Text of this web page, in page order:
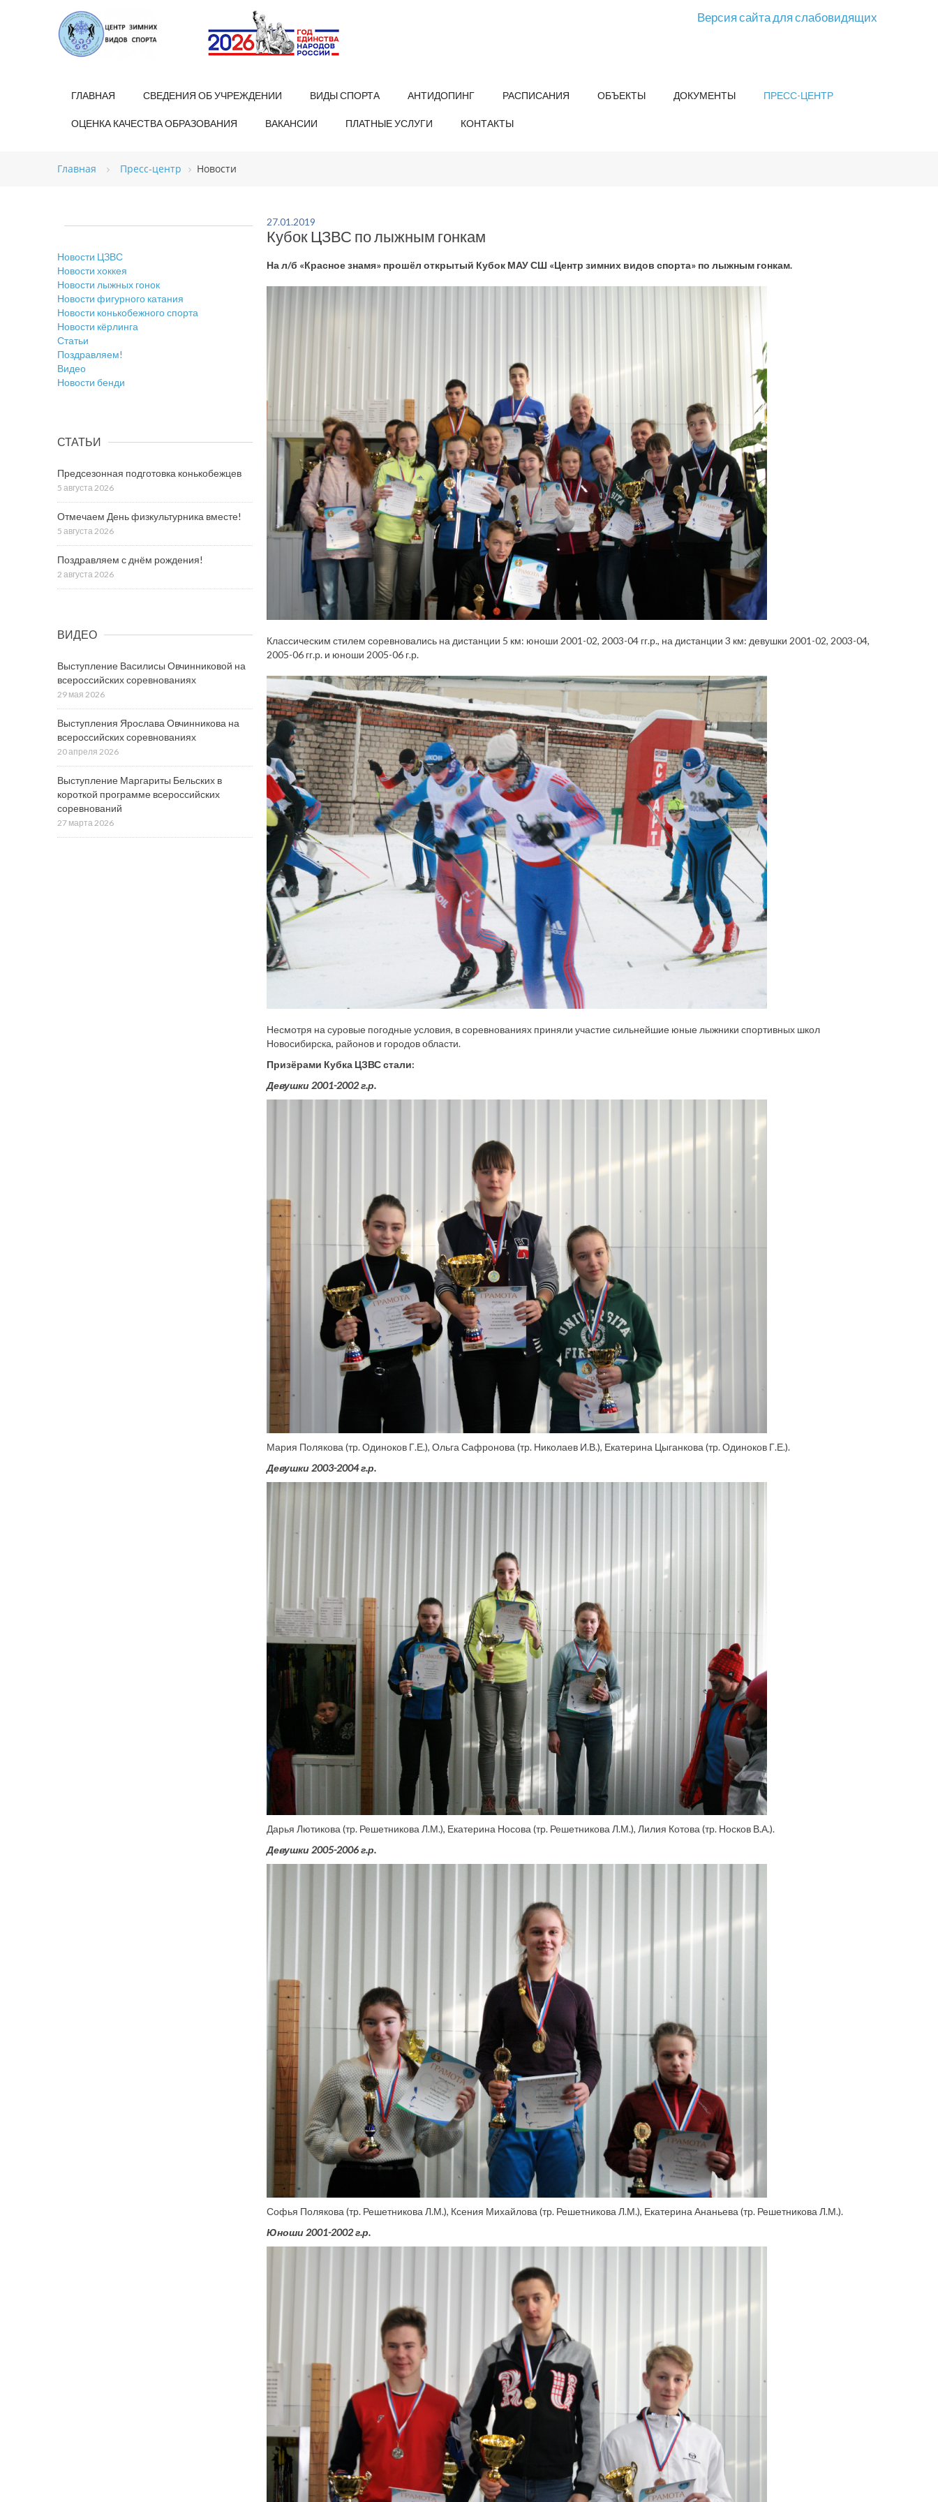
Версия сайта для слабовидящих
ГЛАВНАЯ СВЕДЕНИЯ ОБ УЧРЕЖДЕНИИ ВИДЫ СПОРТА АНТИДОПИНГ РАСПИСАНИЯ ОБЪЕКТЫ ДОКУМЕНТЫ ПРЕСС-ЦЕНТР
ОЦЕНКА КАЧЕСТВА ОБРАЗОВАНИЯ ВАКАНСИИ ПЛАТНЫЕ УСЛУГИ КОНТАКТЫ
Главная Пресс-центр Новости
27.01.2019
Кубок ЦЗВС по лыжным гонкам
На л/б «Красное знамя» прошёл открытый Кубок МАУ СШ «Центр зимних видов спорта» по лыжным гонкам.
Классическим стилем соревновались на дистанции 5 км: юноши 2001-02, 2003-04 гг.р., на дистанции 3 км: девушки 2001-02, 2003-04,
2005-06 гг.р. и юноши 2005-06 г.р.
Несмотря на суровые погодные условия, в соревнованиях приняли участие сильнейшие юные лыжники спортивных школ
Новосибирска, районов и городов области.
Призёрами Кубка ЦЗВС стали:
Девушки 2001-2002 г.р.
Мария Полякова (тр. Одиноков Г.Е.), Ольга Сафронова (тр. Николаев И.В.), Екатерина Цыганкова (тр. Одиноков Г.Е.).
Девушки 2003-2004 г.р.
Дарья Лютикова (тр. Решетникова Л.М.), Екатерина Носова (тр. Решетникова Л.М.), Лилия Котова (тр. Носков В.А.).
Девушки 2005-2006 г.р.
Софья Полякова (тр. Решетникова Л.М.), Ксения Михайлова (тр. Решетникова Л.М.), Екатерина Ананьева (тр. Решетникова Л.М.).
Юноши 2001-2002 г.р.
Новости ЦЗВС
Новости хоккея
Новости лыжных гонок
Новости фигурного катания
Новости конькобежного спорта
Новости кёрлинга
Статьи
Поздравляем!
Видео
Новости бенди
СТАТЬИ
Предсезонная подготовка конькобежцев
5 августа 2026
Отмечаем День физкультурника вместе!
5 августа 2026
Поздравляем с днём рождения!
2 августа 2026
ВИДЕО
Выступление Василисы Овчинниковой на
всероссийских соревнованиях
29 мая 2026
Выступления Ярослава Овчинникова на
всероссийских соревнованиях
20 апреля 2026
Выступление Маргариты Бельских в
короткой программе всероссийских
соревнований
27 марта 2026